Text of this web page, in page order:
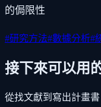
的侷限性
#研究方法#數據分析#
接下來可以用
從找文獻到寫出計畫